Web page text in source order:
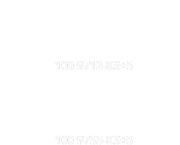
100 9712-KS+5
100 9755-KS+5